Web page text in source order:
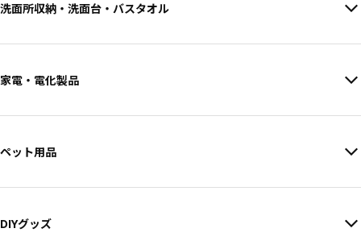
洗面所収納・洗面台・バスタオル
家電・電化製品
ペット用品
DIYグッズ